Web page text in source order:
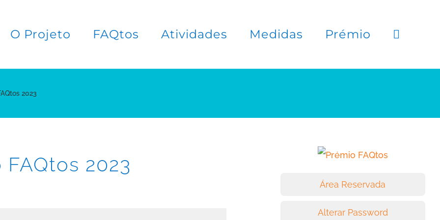
O Projeto FAQtos Atividades Medidas Prémio
2023
2023
Área Reservada
Alterar Password